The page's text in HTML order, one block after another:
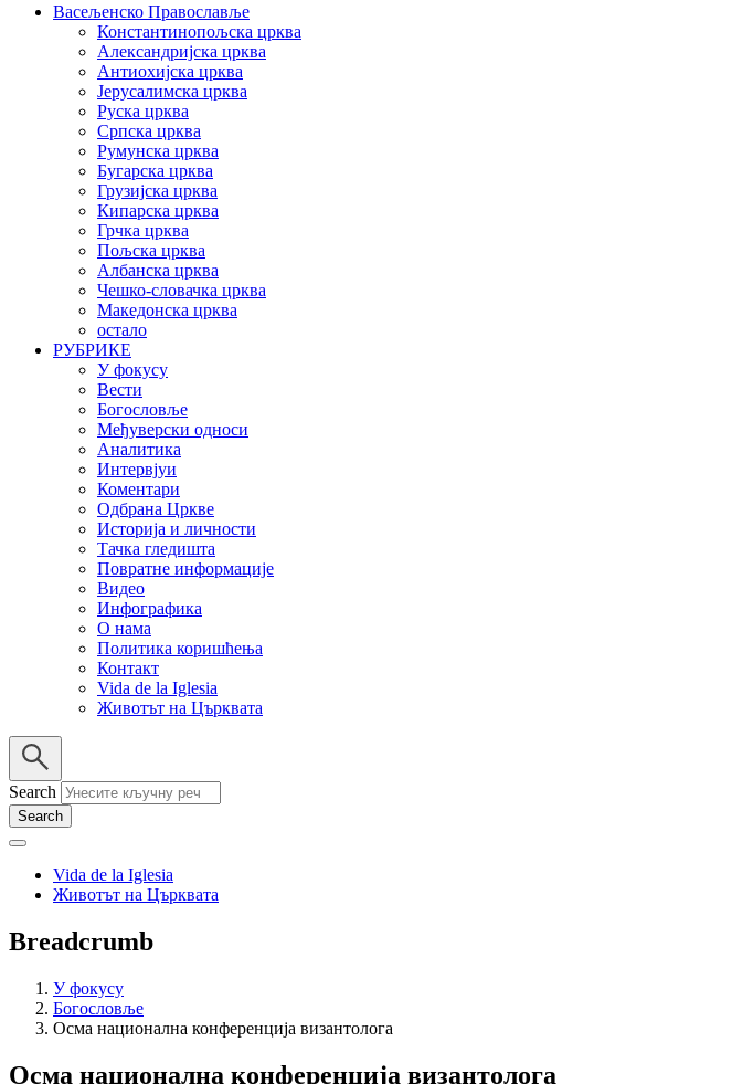
Васељенско Православље
Константинопољска црква
Александријска црква
Антиохијска црква
Јерусалимска црква
Руска црква
Српска црква
Румунска црква
Бугарска црква
Грузијска црква
Кипарска црква
Грчка црква
Пољска црква
Албанска црква
Чешко-словачка црква
Македонска црква
остало
РУБРИКЕ
У фокусу
Вести
Богословље
Међуверски односи
Аналитика
Интервјуи
Коментари
Одбрана Цркве
Историја и личности
Тачка гледишта
Повратне информације
Видео
Инфографика
О нама
Политика коришћења
Контакт
Vida de la Iglesia
Животът на Църквата
Search
Vida de la Iglesia
Животът на Църквата
Breadcrumb
У фокусу
Богословље
Осма национална конференција византолога
Осма национална конференција византолога